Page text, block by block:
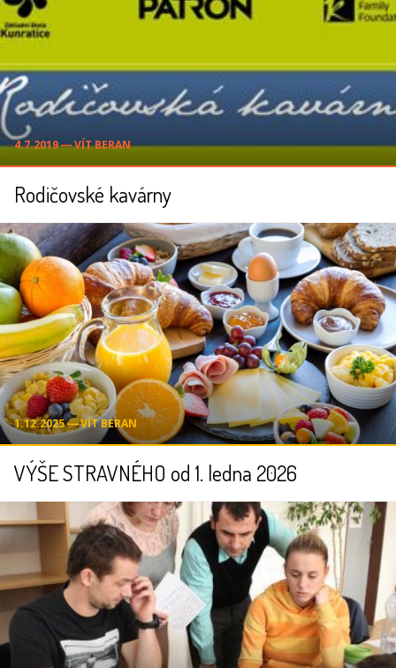
4.7.2019 ― VÍT BERAN
Rodičovské kavárny
1.12.2025 ― VÍT BERAN
VÝŠE STRAVNÉHO od 1. ledna 2026